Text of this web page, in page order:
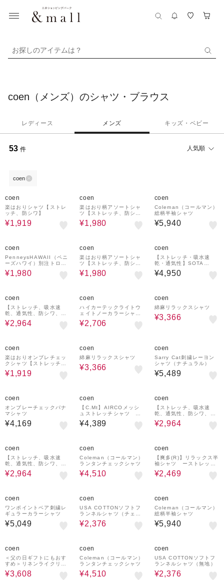
お探しのアイテムは？
coen（メンズ）のシャツ・ブラウス
レディース メンズ キッズ・ベビー
53 件 人気順
coen
coen
楽はおりシャツ【ストレ
ッチ、防シワ】
¥1,919
coen
楽はおり柄アソートシャ
ツ【ストレッチ、防シ
ワ】
¥1,980
coen
Coleman（コールマン）
総柄半袖シャツ
¥5,940
coen
PenneysHAWAII（ペニ
ーズハワイ）別注トロピ
カル柄シャツ
¥1,980
coen
楽はおり柄アソートシャ
ツ【ストレッチ、防シ
ワ】
¥1,980
coen
【ストレッチ・吸水速
乾・通気性】SOTA
（Ｒ）リラックス半袖シ
ャツ
¥4,950
coen
【ストレッチ、吸水速
乾、通気性、防シワ、UV
カット】ストレッチテッ
ク メッシュシャツ ショ
¥2,964
coen
ハイカーテックライトウ
ェイトノーカラーシャツ
【洗濯機洗い可・２WAY
ストレッチ・防シワ】
¥2,706
coen
綿麻リラックスシャツ
¥3,366
coen
楽はおりオンブレチェッ
クシャツ【ストレッチ、
防シワ】
¥1,919
coen
綿麻リラックスシャツ
¥3,366
coen
Sarry Cat刺繍レーヨン
シャツ（ナチュラル）
¥5,489
coen
オンブレーチェックパナ
マシャツ
¥4,169
coen
【C.Mt】AIRCOメッシ
ュストレッチシャツ 通
気性/防しわ機能付き
¥4,389
coen
【ストレッチ、吸水速
乾、通気性、防シワ、UV
カット】ストレッチテッ
ク メッシュシャツ ショ
¥2,964
coen
【ストレッチ、吸水速
乾、通気性、防シワ、UV
カット】ストレッチテッ
ク メッシュシャツ ショ
¥2,964
coen
Coleman（コールマン）
ランタンチェックシャツ
¥4,510
coen
【爽多(R)】リラックス半
袖シャツ ーストレッ
チ、吸水速乾、通気性、
洗濯機洗い可ー
¥2,469
coen
ワンポイントベア刺繍レ
ギュラーカラーシャツ
¥5,049
coen
USA COTTONソフトフ
ランネルシャツ（チェッ
ク）
¥2,376
coen
Coleman（コールマン）
総柄半袖シャツ
¥5,940
coen
＜父の日ギフトにもおす
すめ＞リネンライクリラ
ックスシャツ【UVカット
/ インフルエンサー紹介
¥3,608
coen
Coleman（コールマン）
ランタンチェックシャツ
¥4,510
coen
USA COTTONソフトフ
ランネルシャツ（無地）
¥2,376